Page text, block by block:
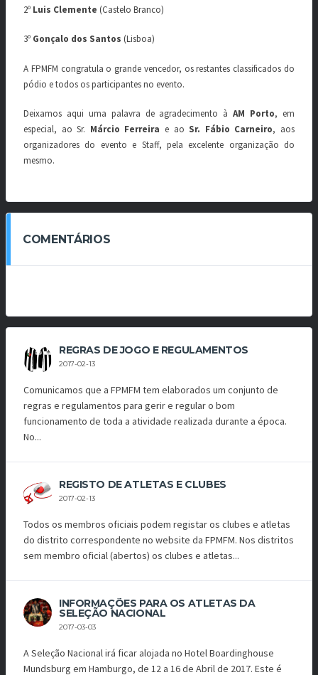
2º Luis Clemente (Castelo Branco)
3º Gonçalo dos Santos (Lisboa)
A FPMFM congratula o grande vencedor, os restantes classificados do
pódio e todos os participantes no evento.
Deixamos aqui uma palavra de agradecimento àAM Porto, em
especial, ao Sr. Márcio Ferreira e ao Sr. Fábio Carneiro, aos
organizadores do evento e Staff, pela excelente organização do
mesmo.
COMENTÁRIOS
REGRAS DE JOGO E REGULAMENTOS
2017-02-13
Comunicamos que a FPMFM tem elaborados um conjunto de
regras e regulamentos para gerir e regular o bom
funcionamento de toda a atividade realizada durante a época.
No...
REGISTO DE ATLETAS E CLUBES
2017-02-13
Todos os membros oficiais podem registar os clubes e atletas
do distrito correspondente no website da FPMFM. Nos distritos
sem membro oficial (abertos) os clubes e atletas...
INFORMAÇÕES PARA OS ATLETAS DA
SELEÇÃO NACIONAL
2017-03-03
A Seleção Nacional irá ficar alojada no Hotel Boardinghouse
Mundsburg em Hamburgo, de 12 a 16 de Abril de 2017. Este é